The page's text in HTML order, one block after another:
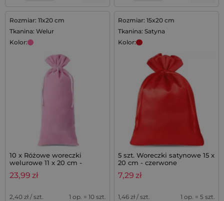
Rozmiar: 11x20 cm
Tkanina: Welur
Kolor:
10 x Różowe woreczki
welurowe 11 x 20 cm -
zestaw eleganckich
opakowań na prezenty
23,99 zł
2,40 zł / szt. 1 op. = 10 szt.
Rozmiar: 15x20 cm
Tkanina: Satyna
Kolor:
5 szt. Woreczki satynowe 15 x
20 cm - czerwone
7,29 zł
1,46 zł / szt. 1 op. = 5 szt.